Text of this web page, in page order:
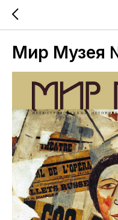
Мир Музея